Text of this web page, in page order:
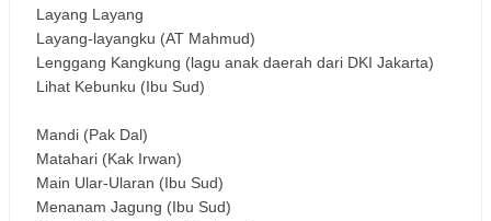
Layang Layang
Layang-layangku (AT Mahmud)
Lenggang Kangkung (lagu anak daerah dari DKI Jakarta)
Lihat Kebunku (Ibu Sud)
Mandi (Pak Dal)
Matahari (Kak Irwan)
Main Ular-Ularan (Ibu Sud)
Menanam Jagung (Ibu Sud)